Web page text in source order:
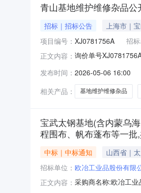
青山基地维护维修杂品
招标｜招标公告 上海市｜
项目编号： XJ0781756A 招标
正文内容： 询价单号
杂品;型号规格
发布时间： 2026-05-06 16:00
相关产品：
基地维护维修杂品
宝武太钢基地(含内蒙乌
程围布、帆布蓬布等一
中标｜中标通知 山西省｜
招标单位： 欧冶工业品股份有限
正文内容： 采购商名称:欧冶工